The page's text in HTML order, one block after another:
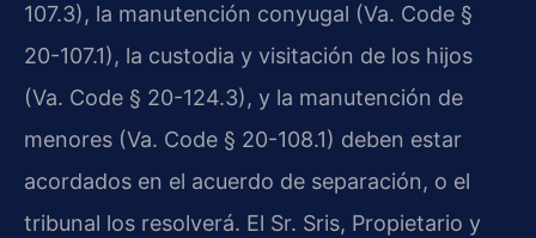
107.3), la manutención conyugal (Va. Code §
20-107.1), la custodia y visitación de los hijos
(Va. Code § 20-124.3), y la manutención de
menores (Va. Code § 20-108.1) deben estar
acordados en el acuerdo de separación, o el
tribunal los resolverá. El Sr. Sris, Propietario y